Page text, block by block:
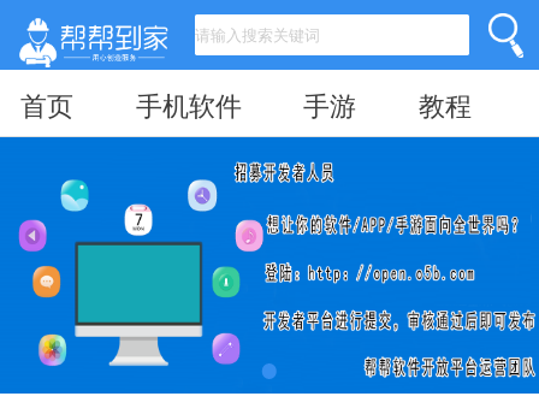
首页 手机软件 手游 教程